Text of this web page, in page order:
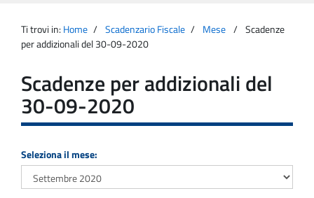
Agenzia
Entrate
principale
Ti trovi in: Home Scadenzario Fiscale Mese
Scadenze
per addizionali del 30-09-2020
Scadenze per addizionali del
30-09-2020
Seleziona il mese: